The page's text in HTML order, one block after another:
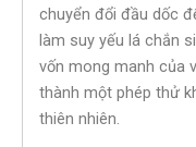
chuyển đổi đầu dốc
làm suy yếu lá chắn
vốn mong manh của
thành một phép thử
thiên nhiên.